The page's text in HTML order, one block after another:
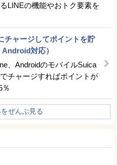
LINEの機能やおトク要素を
チャージしてポイントを貯
対応）
、AndroidのモバイルSuica
チャージすればポイントが
％
ぜんぶ見る